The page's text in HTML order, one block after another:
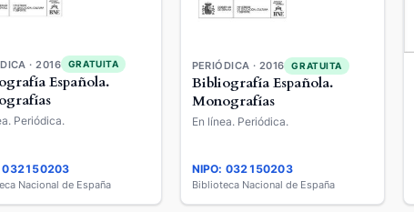
· 2016 GRATUITA
Española.
Periódica.
032150203
Nacional de España
PERIÓDICA · 2016 GRATUITA
Bibliografía Española.
Monografías
En línea. Periódica.
NIPO: 032150203
Biblioteca Nacional de España